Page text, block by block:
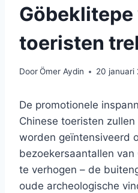
toeristen
DoorÖmer Aydin 20 januari
De promotionele
Chinese toeristen
worden geïntensiveerd
bezoekersaantallen
te verhogen – de
oude archeologische